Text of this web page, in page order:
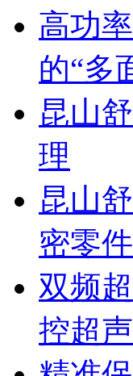
高功
的“多
昆山
理
昆山
密零
双频
控超